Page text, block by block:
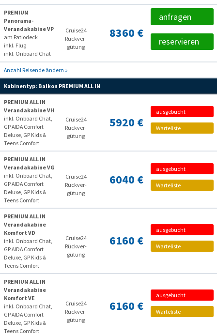
PREMIUM
Panorama-
Verandakabine VP
am Patiodeck
inkl. Flug
inkl. Onboard Chat
Cruise24
Rückver­
gütung
8360 €
anfragen
reservieren
Anzahl Reisende ändern »
Kabinentyp: Balkon PREMIUM ALL IN
PREMIUM ALL IN
Verandakabine VH
inkl. Onboard Chat,
GP AIDA Comfort
Deluxe, GP Kids &
Teens Comfort
Cruise24
Rückver­
gütung
5920 €
ausgebucht
Warteliste
PREMIUM ALL IN
Verandakabine VG
inkl. Onboard Chat,
GP AIDA Comfort
Deluxe, GP Kids &
Teens Comfort
Cruise24
Rückver­
gütung
6040 €
ausgebucht
Warteliste
PREMIUM ALL IN
Verandakabine
Komfort VD
inkl. Onboard Chat,
GP AIDA Comfort
Deluxe, GP Kids &
Teens Comfort
Cruise24
Rückver­
gütung
6160 €
ausgebucht
Warteliste
PREMIUM ALL IN
Verandakabine
Komfort VE
inkl. Onboard Chat,
GP AIDA Comfort
Deluxe, GP Kids &
Teens Comfort
Cruise24
Rückver­
gütung
6160 €
ausgebucht
Warteliste